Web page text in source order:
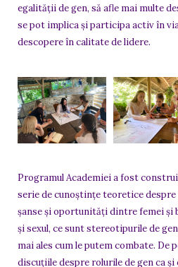
egalității de gen, să afle mai multe
se pot implica și participa activ în
descopere în calitate de lidere.
Programul Academiei a fost
serie de cunoștințe teoretice despre
șanse și oportunități dintre femei și
și sexul, ce sunt stereotipurile de
mai ales cum le putem combate. De
discuțiile despre rolurile de gen ca